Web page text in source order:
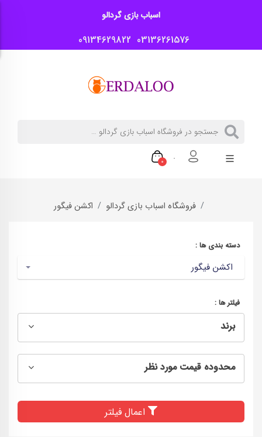
اسباب بازی گردالو
03136261576
09134629822
0
فروشگاه اسباب بازی گردالو اکشن فیگور
دسته بندی ها :
اکشن فیگور
فیلتر ها :
برند
محدوده قیمت مورد نظر